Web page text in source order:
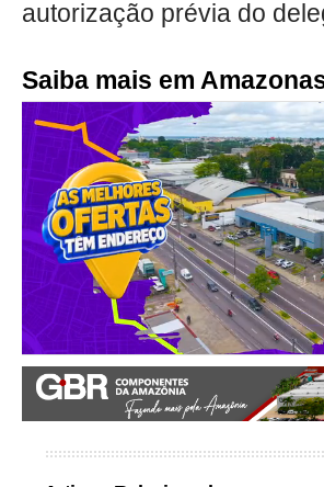
autorização prévia do
Saiba mais em